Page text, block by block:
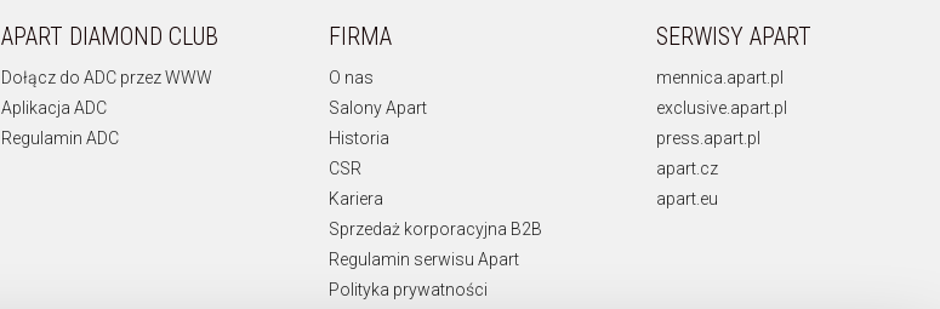
APART DIAMOND CLUB
Dołącz do ADC przez WWW
Aplikacja ADC
Regulamin ADC
FIRMA
O nas
Salony Apart
Historia
CSR
Kariera
Sprzedaż korporacyjna B2B
Regulamin serwisu Apart
Polityka prywatności
SERWISY APART
mennica.apart.pl
exclusive.apart.pl
press.apart.pl
apart.cz
apart.eu